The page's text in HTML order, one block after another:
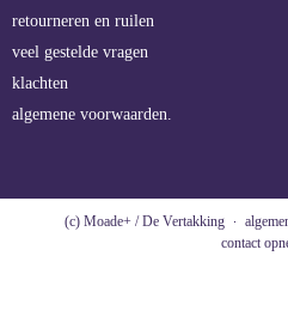
retourneren en ruilen
veel gestelde vragen
klachten
algemene voorwaarden.
(c) Moade+ / De Vertakking
contact